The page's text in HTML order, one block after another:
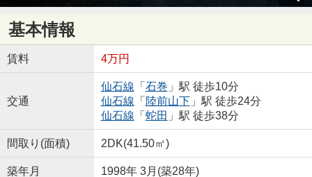
基本情報
賃料 4万円
交通
仙石線 「 石巻 」駅 徒歩10分
仙石線 「 陸前山下」駅 徒歩24分
仙石線 「 蛇田 」駅 徒歩38分
間取り(面積) 2DK(41.50㎡)
築年月 1998年 3月(築28年)